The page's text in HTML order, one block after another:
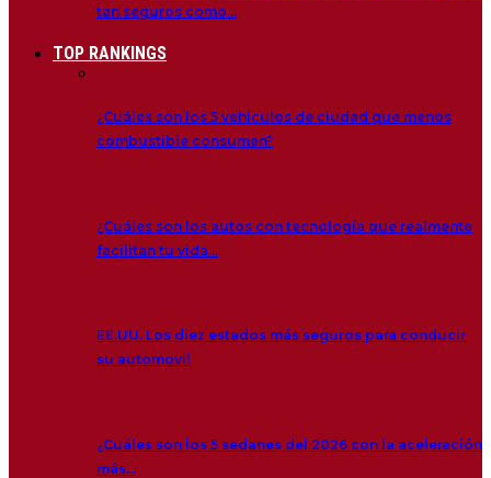
tan seguros como…
TOP RANKINGS
¿Cuáles son los 5 vehículos de ciudad que menos
combustible consumen?
¿Cuáles son los autos con tecnología que realmente
facilitan tu vida…
EE.UU. Los diez estados más seguros para conducir
su automovil
¿Cuáles son los 5 sedanes del 2026 con la aceleración
más…